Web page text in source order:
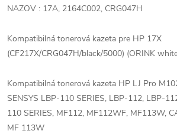
NAZOV : 17A, 2164C002, CRG047H
Kompatibilná tonerová kazeta pre HP 17X
(CF217X/CRG047H/black/5000) (ORINK
Kompatibilná tonerová kazeta HP LJ Pro
SENSYS LBP-110 SERIES, LBP-112, LBP-
110 SERIES, MF112, MF112WF, MF113W,
MF 113W